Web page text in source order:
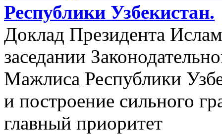
Республики Узбекистан.
Доклад Президента
заседании
Мажлиса Республики
и построение сильного
главный приоритет